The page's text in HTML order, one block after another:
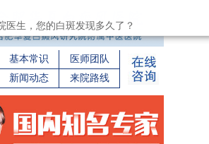
基本常识
医师团队
新闻动态 来院路线
医生，您的白斑发现多久了？